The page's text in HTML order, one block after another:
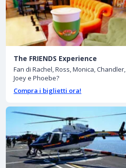
The FRIENDS Experience
Fan di Rachel, Ross, Monica, Chandler,
Joey e Phoebe?
Compra i biglietti ora!